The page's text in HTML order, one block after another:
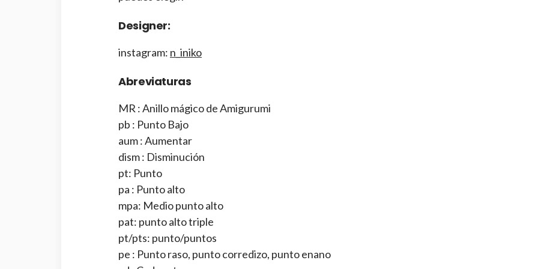
Designer:
instagram: n_iniko
Abreviaturas
MR : Anillo mágico de Amigurumi
pb : Punto Bajo
aum : Aumentar
dism : Disminución
pt: Punto
pa : Punto alto
mpa: Medio punto alto
pat: punto alto triple
pt/pts: punto/puntos
pe : Punto raso, punto corredizo, punto enano